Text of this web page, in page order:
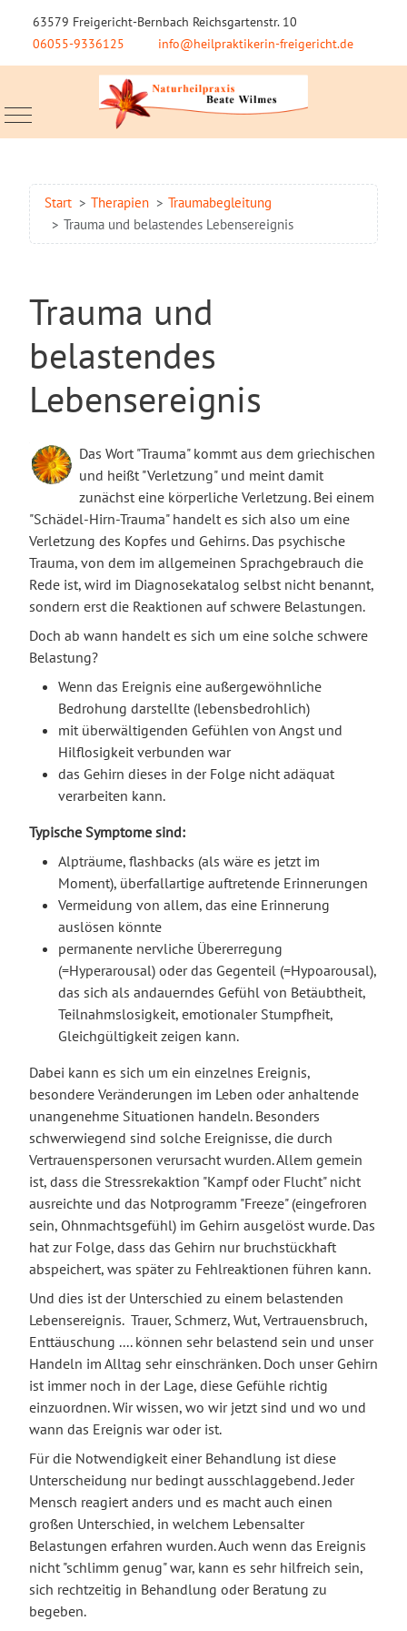
63579 Freigericht-Bernbach Reichsgartenstr. 10
06055-9336125
info@heilpraktikerin-freigericht.de
Mobile Menu Toggle
Start Therapien
Traumabegleitung
Trauma und belastendes Lebensereignis
Trauma und
belastendes
Lebensereignis
Das Wort "Trauma" kommt aus dem griechischen
und heißt "Verletzung" und meint damit
zunächst eine körperliche Verletzung. Bei einem
"Schädel-Hirn-Trauma" handelt es sich also um eine
Verletzung des Kopfes und Gehirns. Das psychische
Trauma, von dem im allgemeinen Sprachgebrauch die
Rede ist, wird im Diagnosekatalog selbst nicht benannt,
sondern erst die Reaktionen auf schwere Belastungen.
Doch ab wann handelt es sich um eine solche schwere
Belastung?
Wenn das Ereignis eine außergewöhnliche
Bedrohung darstellte (lebensbedrohlich)
mit überwältigenden Gefühlen von Angst und
Hilflosigkeit verbunden war
das Gehirn dieses in der Folge nicht adäquat
verarbeiten kann.
Typische Symptome sind:
Alpträume, flashbacks (als wäre es jetzt im
Moment), überfallartige auftretende Erinnerungen
Vermeidung von allem, das eine Erinnerung
auslösen könnte
permanente nervliche Übererregung
(=Hyperarousal) oder das Gegenteil (=Hypoarousal),
das sich als andauerndes Gefühl von Betäubtheit,
Teilnahmslosigkeit, emotionaler Stumpfheit,
Gleichgültigkeit zeigen kann.
Dabei kann es sich um ein einzelnes Ereignis,
besondere Veränderungen im Leben oder anhaltende
unangenehme Situationen handeln. Besonders
schwerwiegend sind solche Ereignisse, die durch
Vertrauenspersonen verursacht wurden. Allem gemein
ist, dass die Stressrekaktion "Kampf oder Flucht" nicht
ausreichte und das Notprogramm "Freeze" (eingefroren
sein, Ohnmachtsgefühl) im Gehirn ausgelöst wurde. Das
hat zur Folge, dass das Gehirn nur bruchstückhaft
abspeichert, was später zu Fehlreaktionen führen kann.
Und dies ist der Unterschied zu einem belastenden
Lebensereignis. Trauer, Schmerz, Wut, Vertrauensbruch,
Enttäuschung .... können sehr belastend sein und unser
Handeln im Alltag sehr einschränken. Doch unser Gehirn
ist immer noch in der Lage, diese Gefühle richtig
einzuordnen. Wir wissen, wo wir jetzt sind und wo und
wann das Ereignis war oder ist.
Für die Notwendigkeit einer Behandlung ist diese
Unterscheidung nur bedingt ausschlaggebend. Jeder
Mensch reagiert anders und es macht auch einen
großen Unterschied, in welchem Lebensalter
Belastungen erfahren wurden. Auch wenn das Ereignis
nicht "schlimm genug" war, kann es sehr hilfreich sein,
sich rechtzeitig in Behandlung oder Beratung zu
begeben.